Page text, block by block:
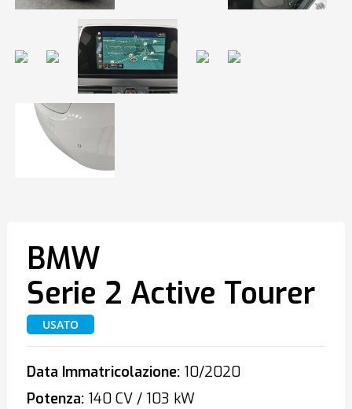
BMW
Serie 2 Active Tourer
USATO
Data Immatricolazione:10/2020
Potenza:140 CV / 103 kW